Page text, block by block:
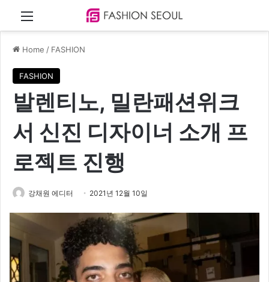
Menu
Home / FASHION
FASHION
발렌티노, 밀란패션위크
서 신진 디자이너 소개 프
로젝트 진행
강채원 에디터 2021년 12월 10일